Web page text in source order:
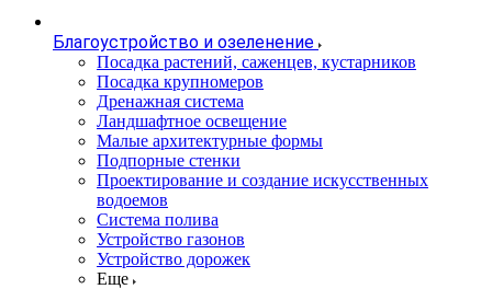
Благоустройство и озеленение
Посадка растений, саженцев, кустарников
Посадка крупномеров
Дренажная система
Ландшафтное освещение
Малые архитектурные формы
Подпорные стенки
Проектирование и создание искусственных
водоемов
Система полива
Устройство газонов
Устройство дорожек
Еще